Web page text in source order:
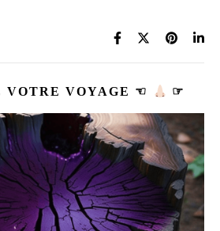
VOTRE VOYAGE ☜ ☞